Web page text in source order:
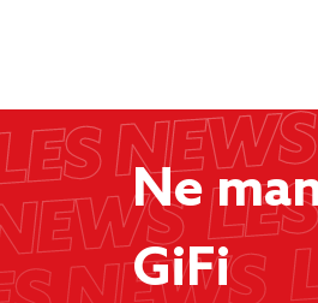
Ne
GiFi